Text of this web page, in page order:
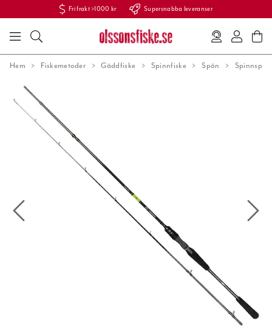
Fri frakt >1000 kr Supersnabba leveranser
Hem Fiskemetoder Gäddfiske Spinnfiske Spön Spinnspön